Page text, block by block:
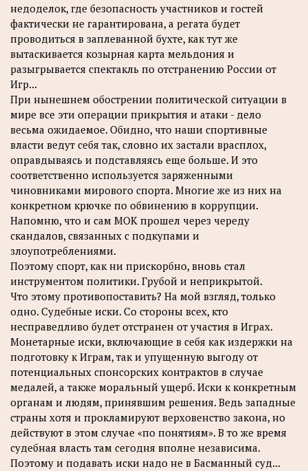
недоделок, где безопасность участников и гостей
фактически не гарантирована, а регата будет
проводиться в заплеванной бухте, как тут же
вытаскивается козырная карта мельдония и
разыгрывается спектакль по отстранению России от
Игр...
При нынешнем обострении политической ситуации в
мире все эти операции прикрытия и атаки - дело
весьма ожидаемое. Обидно, что наши спортивные
власти ведут себя так, словно их застали врасплох,
оправдываясь и подставляясь еще больше. И это
соответственно используется заряженными
чиновниками мирового спорта. Многие же из них на
конкретном крючке по обвинению в коррупции.
Напомню, что и сам МОК прошел через череду
скандалов, связанных с подкупами и
злоупотреблениями.
Поэтому спорт, как ни прискорбно, вновь стал
инструментом политики. Грубой и неприкрытой.
Что этому противопоставить? На мой взгляд, только
одно. Судебные иски. Со стороны всех, кто
несправедливо будет отстранен от участия в Играх.
Монетарные иски, включающие в себя как издержки на
подготовку к Играм, так и упущенную выгоду от
потенциальных спонсорских контрактов в случае
медалей, а также моральный ущерб. Иски к конкретным
органам и людям, принявшим решения. Ведь западные
страны хотя и прокламируют верховенство закона, но
действуют в этом случае «по понятиям». В то же время
судебная власть там сегодня вполне независима.
Поэтому и подавать иски надо не в Басманный суд...